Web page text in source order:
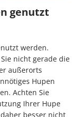
genutzt
werden.
nicht gerade die
außerorts
Hupen
Achten Sie
Ihrer Hupe
besser nicht